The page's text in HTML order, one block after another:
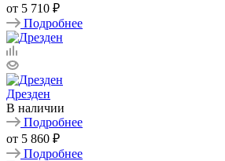
от 5 710 ₽
Подробнее
Дрезден
В наличии
Подробнее
от 5 860 ₽
Подробнее